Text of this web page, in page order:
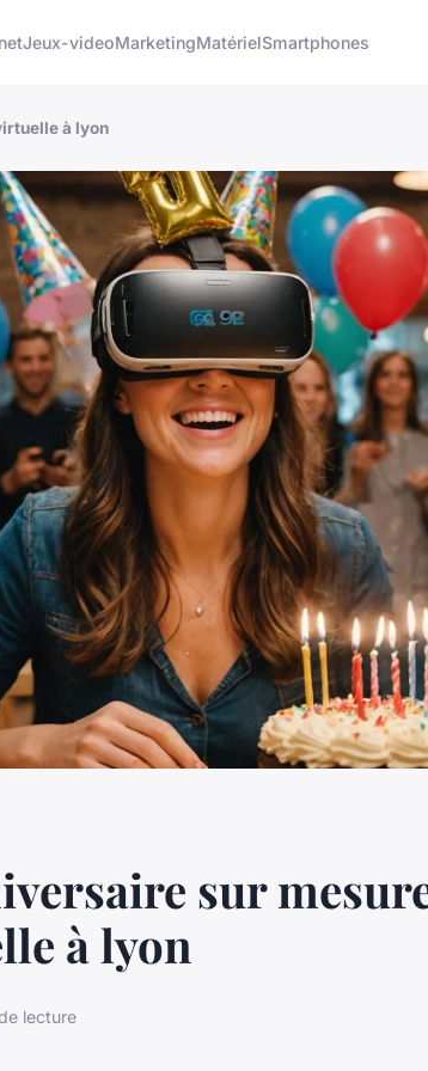
Jeux-videoMarketingMatérielSmartphones
à lyon
sur
à lyon
lecture